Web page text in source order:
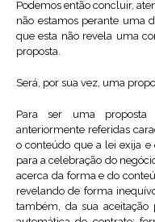
Podemos então concluir,
não estamos perante uma
que esta não revela uma
proposta.
Será, por sua vez, uma
Para ser uma
anteriormente referidas
o conteúdo que a lei exija e
para a celebração do
acerca da forma e do
revelando de forma
também, da sua aceitação